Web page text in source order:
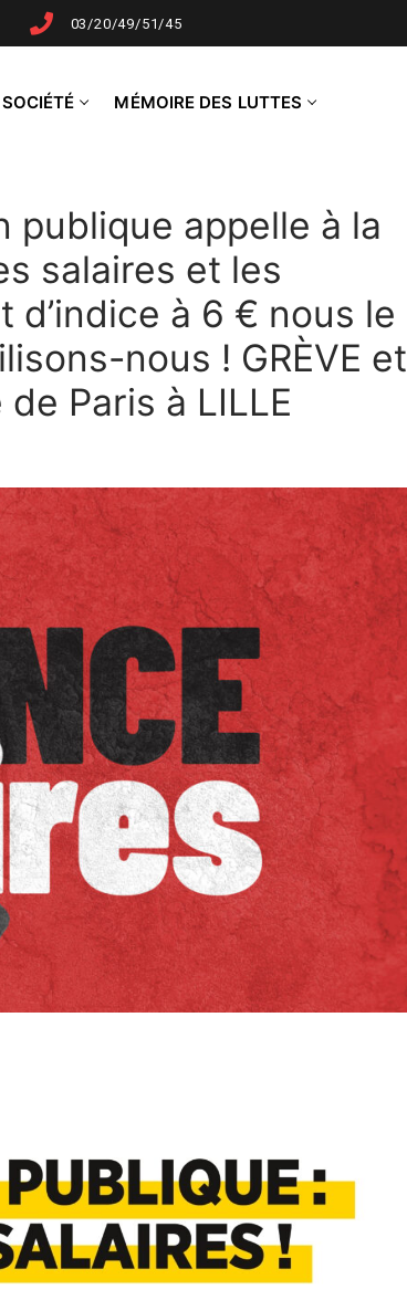
03/20/49/51/45
SOCIÉTÉ MÉMOIRE DES LUTTES
publique appelle à la
salaires et les
à 6 € nous le
nous ! GRÈVE et
Paris à LILLE